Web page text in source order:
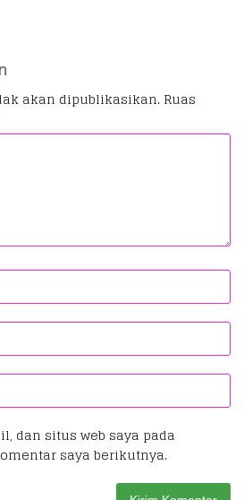
akan dipublikasikan.Ruas
dan situs web saya pada
saya berikutnya.